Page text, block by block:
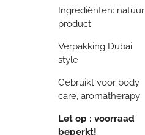
Ingrediënten: natuur
product
Verpakking Dubai
style
Gebruikt voor body
care, aromatherapy
Let op : voorraad
beperkt!